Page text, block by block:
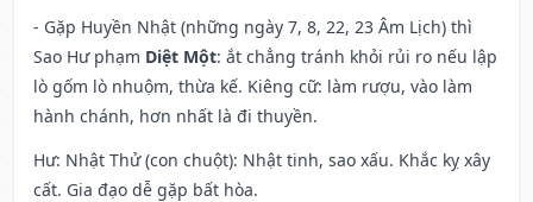
- Gặp Huyền Nhật (những ngày 7, 8, 22, 23 Âm Lịch) thì
Sao Hư phạm Diệt Một: ắt chẳng tránh khỏi rủi ro nếu lập
lò gốm lò nhuộm, thừa kế. Kiêng cữ: làm rượu, vào làm
hành chánh, hơn nhất là đi thuyền.
Hư: Nhật Thử (con chuột): Nhật tinh, sao xấu. Khắc kỵ xây
cất. Gia đạo dễ gặp bất hòa.